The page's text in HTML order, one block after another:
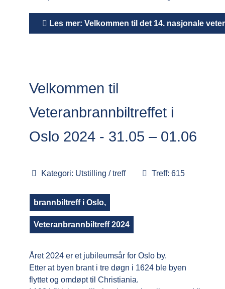
Les mer: Velkommen til det 14. nasjonale
Velkommen til
Veteranbrannbiltreffet i
Oslo 2024 - 31.05 – 01.06
Kategori: Utstilling / treff Treff: 615
brannbiltreff i Oslo,
Veteranbrannbiltreff 2024
Året 2024 er et jubileumsår for Oslo by.
Etter at byen brant i tre døgn i 1624 ble byen
flyttet og omdøpt til Christiania.